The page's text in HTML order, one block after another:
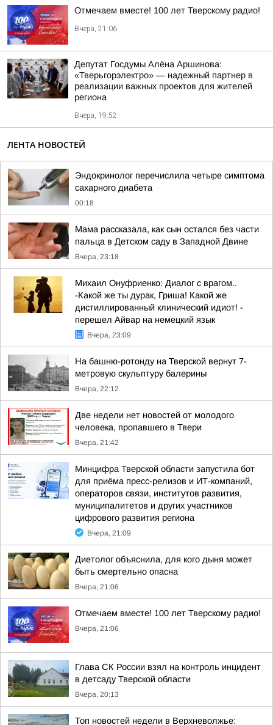
Отмечаем вместе! 100 лет Тверскому радио!
Вчера, 21:06
Депутат Госдумы Алёна Аршинова:
«Тверьгорэлектро» — надежный партнер в
реализации важных проектов для жителей
региона
Вчера, 19:52
ЛЕНТА НОВОСТЕЙ
Эндокринолог перечислила четыре симптома
сахарного диабета
00:18
Мама рассказала, как сын остался без части
пальца в Детском саду в Западной Двине
Вчера, 23:18
Михаил Онуфриенко: Диалог с врагом..
-Какой же ты дурак, Гриша! Какой же
дистиллированный клинический идиот! -
перешел Айвар на немецкий язык
Вчера, 23:09
На башню-ротонду на Тверской вернут 7-
метровую скульптуру балерины
Вчера, 22:12
Две недели нет новостей от молодого
человека, пропавшего в Твери
Вчера, 21:42
Минцифра Тверской области запустила бот
для приёма пресс-релизов и ИТ-компаний,
операторов связи, институтов развития,
муниципалитетов и других участников
цифрового развития региона
Вчера, 21:09
Диетолог объяснила, для кого дыня может
быть смертельно опасна
Вчера, 21:06
Отмечаем вместе! 100 лет Тверскому радио!
Вчера, 21:06
Глава СК России взял на контроль инцидент
в детсаду Тверской области
Вчера, 20:13
Топ новостей недели в Верхневолжье: